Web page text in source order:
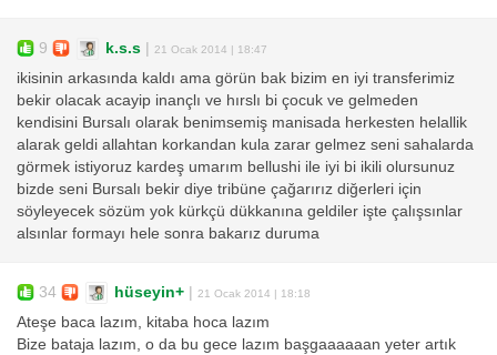
9 k.s.s | 21 Ocak 2014 | 18:47
ikisinin arkasında kaldı ama görün bak bizim en iyi transferimiz
bekir olacak acayip inançlı ve hırslı bi çocuk ve gelmeden
kendisini Bursalı olarak benimsemiş manisada herkesten helallik
alarak geldi allahtan korkandan kula zarar gelmez seni sahalarda
görmek istiyoruz kardeş umarım bellushi ile iyi bi ikili olursunuz
bizde seni Bursalı bekir diye tribüne çağarırız diğerleri için
söyleyecek sözüm yok kürkçü dükkanına geldiler işte çalışsınlar
alsınlar formayı hele sonra bakarız duruma
34 hüseyin+ | 21 Ocak 2014 | 18:18
Ateşe baca lazım, kitaba hoca lazım
Bize bataja lazım, o da bu gece lazım başgaaaaaan yeter artık